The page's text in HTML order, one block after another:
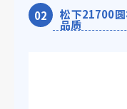
02 松下21700
品质